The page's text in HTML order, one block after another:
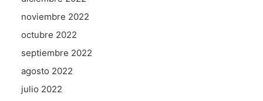
noviembre 2022
octubre 2022
septiembre 2022
agosto 2022
julio 2022